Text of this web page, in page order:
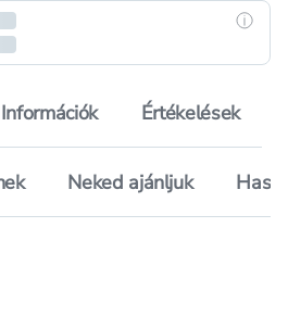
Információk Értékelések
Neked ajánljuk